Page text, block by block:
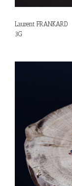
Laurent FRANKARD
3G